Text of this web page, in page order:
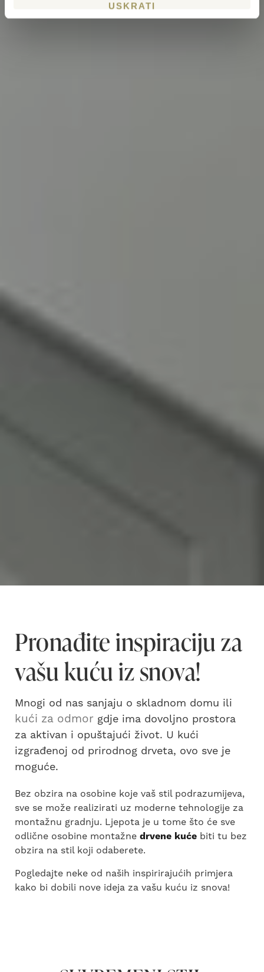
USKRATI
Pronađite inspiraciju za
vašu kuću iz snova!
Mnogi od nas sanjaju o skladnom domu ili
kući za odmor gdje ima dovoljno prostora
za aktivan i opuštajući život. U kući
izgrađenoj od prirodnog drveta, ovo sve je
moguće.
Bez obzira na osobine koje vaš stil podrazumijeva,
sve se može realizirati uz moderne tehnologije za
montažnu gradnju. Ljepota je u tome što će sve
odlične osobine montažne drvene kuće biti tu bez
obzira na stil koji odaberete.
Pogledajte neke od naših inspirirajućih primjera
kako bi dobili nove ideja za vašu kuću iz snova!